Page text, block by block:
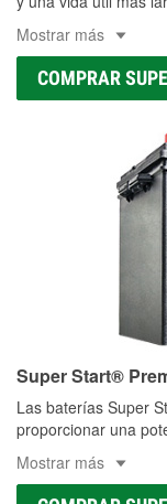
Mostrar más
COMPRAR
Super Start®
Las baterías Super
proporcionar una
Mostrar más